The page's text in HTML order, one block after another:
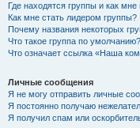
Где находятся группы и как мне
Как мне стать лидером группы?
Почему названия некоторых
Что такое группа по умолчанию?
Что означает ссылка «Наша
Личные сообщения
Я не могу отправить личные
Я постоянно получаю
Я получил спам или